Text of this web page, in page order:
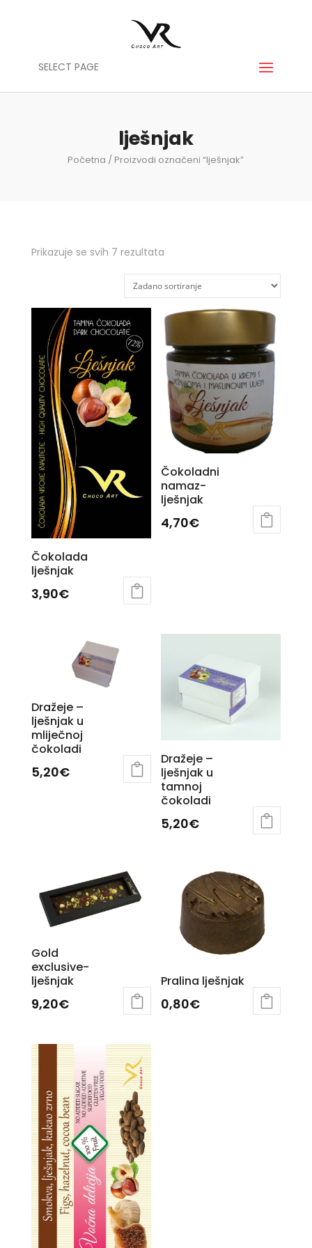
SELECT PAGE
lješnjak
Početna / Proizvodi označeni “lješnjak”
Prikazuje se svih 7 rezultata
Čokolada
lješnjak
3,90€
Čokoladni
namaz-
lješnjak
4,70€
Dražeje –
lješnjak u
mliječnoj
čokoladi
5,20€
Dražeje –
lješnjak u
tamnoj
čokoladi
5,20€
Gold
exclusive-
lješnjak
9,20€
Pralina lješnjak
0,80€